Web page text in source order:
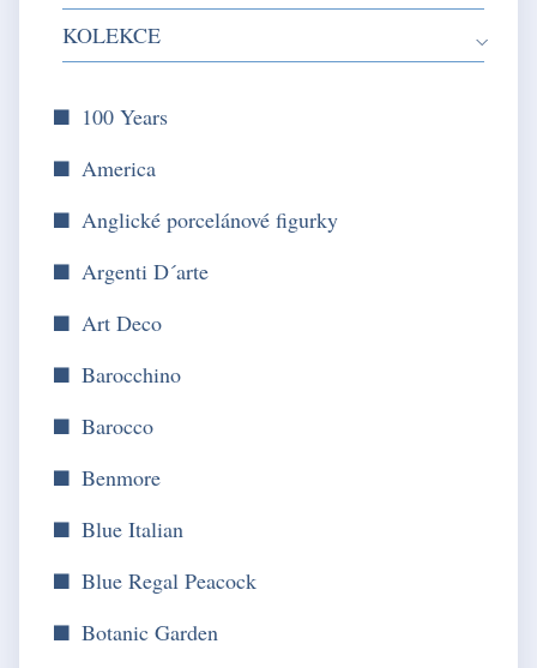
KOLEKCE
100 Years
America
Anglické porcelánové figurky
Argenti D´arte
Art Deco
Barocchino
Barocco
Benmore
Blue Italian
Blue Regal Peacock
Botanic Garden